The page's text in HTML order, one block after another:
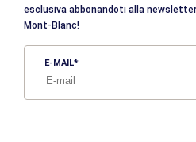
esclusiva abbonandoti alla
Mont-Blanc!
E-MAIL